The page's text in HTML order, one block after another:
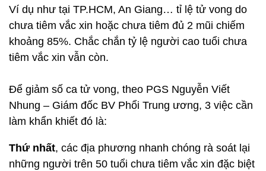
Ví dụ như tại TP.HCM, An Giang… tỉ lệ tử vong do
chưa tiêm vắc xin hoặc chưa tiêm đủ 2 mũi chiếm
khoảng 85%. Chắc chắn tỷ lệ người cao tuổi chưa
tiêm vắc xin vẫn còn.
Để giảm số ca tử vong, theo PGS Nguyễn Viết
Nhung – Giám đốc BV Phổi Trung ương, 3 việc cần
làm khẩn khiết đó là:
Thứ nhất, các địa phương nhanh chóng rà soát lại
những người trên 50 tuổi chưa tiêm vắc xin đặc biệt